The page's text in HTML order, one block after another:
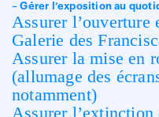
– Gérer l’exposition au
Assurer l’ouverture
Galerie des
Assurer la mise en
(allumage des
notamment)
Assurer l’extinction